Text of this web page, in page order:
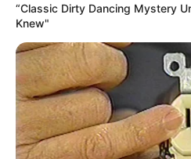
“Classic Dirty Dancing Mystery
Knew"